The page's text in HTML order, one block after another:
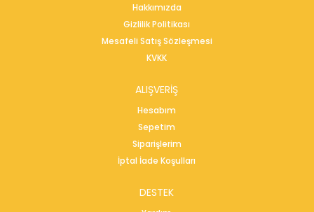
Hakkımızda
Gizlilik Politikası
Mesafeli Satış Sözleşmesi
KVKK
ALIŞVERİŞ
Hesabım
Sepetim
Siparişlerim
İptal İade Koşulları
DESTEK